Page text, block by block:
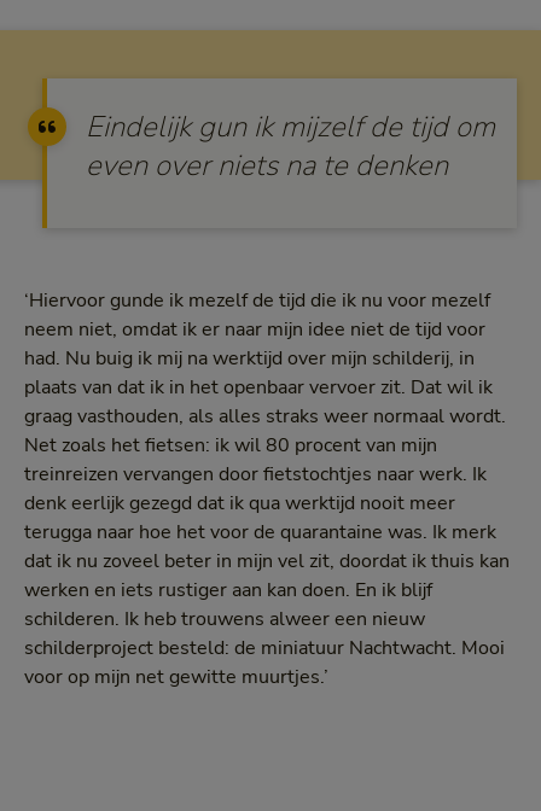
Eindelijk gun ik mijzelf de tijd om
even over niets na te denken
‘Hiervoor gunde ik mezelf de tijd die ik nu voor mezelf
neem niet, omdat ik er naar mijn idee niet de tijd voor
had. Nu buig ik mij na werktijd over mijn schilderij, in
plaats van dat ik in het openbaar vervoer zit. Dat wil ik
graag vasthouden, als alles straks weer normaal wordt.
Net zoals het fietsen: ik wil 80 procent van mijn
treinreizen vervangen door fietstochtjes naar werk. Ik
denk eerlijk gezegd dat ik qua werktijd nooit meer
terugga naar hoe het voor de quarantaine was. Ik merk
dat ik nu zoveel beter in mijn vel zit, doordat ik thuis kan
werken en iets rustiger aan kan doen. En ik blijf
schilderen. Ik heb trouwens alweer een nieuw
schilderproject besteld: de miniatuur Nachtwacht. Mooi
voor op mijn net gewitte muurtjes.’